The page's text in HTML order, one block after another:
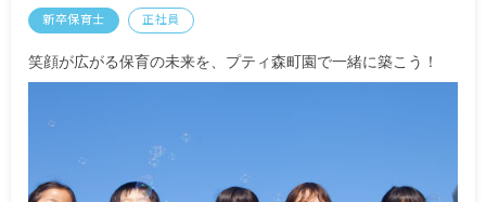
新卒保育士 正社員
笑顔が広がる保育の未来を、プティ森町園で一緒に築こう！